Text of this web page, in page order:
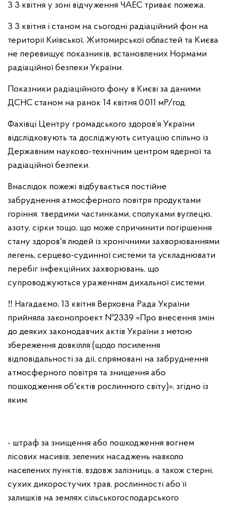
З 3 квітня у зоні відчуження ЧАЕС триває пожежа.
З 3 квітня і станом на сьогодні радіаційний фон на
території Київської, Житомирської областей та Києва
не перевищує показників, встановлених Нормами
радіаційної безпеки України.
Показники радіаційного фону в Києві за даними
ДСНС станом на ранок 14 квітня 0.011 мР/год.
Фахівці Центру громадського здоров’я України
відслідковують та досліджують ситуацію спільно із
Державним науково-технічним центром ядерної та
радіаційної безпеки.
Внаслідок пожежі відбувається постійне
забруднення атмосферного повітря продуктами
горіння: твердими частинками, сполуками вуглецю,
азоту, сірки тощо, що може спричинити погіршення
стану здоров'я людей із хронічними захворюваннями
легень, серцево-судинної системи та ускладнювати
перебіг інфекційних захворювань, що
супроводжуються ураженням дихальної системи.
‼ Нагадаємо, 13 квітня Верховна Рада України
прийняла законопроект №2339 «Про внесення змін
до деяких законодавчих актів України з метою
збереження довкілля (щодо посилення
відповідальності за дії, спрямовані на забруднення
атмосферного повітря та знищення або
пошкодження об'єктів рослинного світу)», згідно із
яким:
- штраф за знищення або пошкодження вогнем
лісових масивів, зелених насаджень навколо
населених пунктів, вздовж залізниць, а також стерні,
сухих дикоростучих трав, рослинності або її
залишків на землях сільськогосподарського